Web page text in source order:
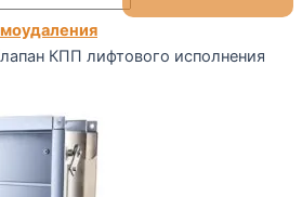
КПП лифтового исполнения